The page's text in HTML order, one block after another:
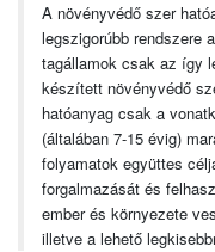
A növényvédő szer
legszigorúbb rendszere
tagállamok csak az így
készített növényvédő
hatóanyag csak a
(általában 7-15 évig)
folyamatok együttes
forgalmazását és
ember és környezete
illetve a lehető